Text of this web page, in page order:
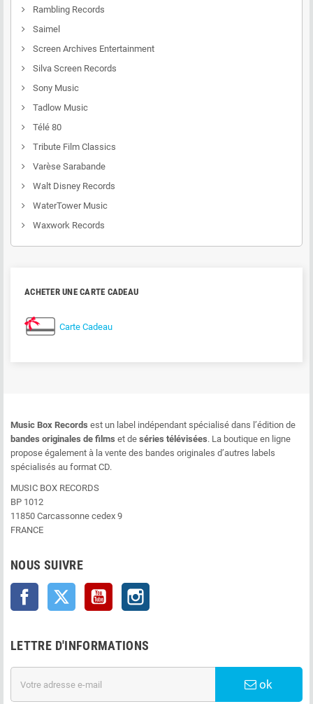
Rambling Records
Saimel
Screen Archives Entertainment
Silva Screen Records
Sony Music
Tadlow Music
Télé 80
Tribute Film Classics
Varèse Sarabande
Walt Disney Records
WaterTower Music
Waxwork Records
ACHETER UNE CARTE CADEAU
Carte Cadeau
Music Box Records est un label indépendant spécialisé dans l’édition de
bandes originales de films et de séries télévisées. La boutique en ligne
propose également à la vente des bandes originales d’autres labels
spécialisés au format CD.
MUSIC BOX RECORDS
BP 1012
11850 Carcassonne cedex 9
FRANCE
NOUS SUIVRE
Facebook Twitter YouTube
LETTRE D'INFORMATIONS
ok